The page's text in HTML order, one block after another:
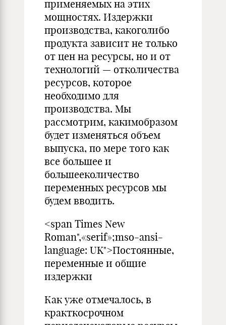
применяемых на этих
мощностях. Издержки
производства, какоголибо
продукта зависит не только
от цен на ресурсы, но и от
технологий — отколичества
ресурсов, которое
необходимо для
производства. Мы
рассмотрим, какимобразом
будет изменяться объем
выпуска, по мере того как
все большее и
большееколичество
переменных ресурсов мы
будем вводить.
<span Times New
Roman",«serif»;mso-ansi-
language: UK">Постоянные,
переменные и общие
издержки
Как уже отмечалось, в
кракткосрочном